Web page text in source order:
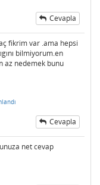
Cevapla
fikrim var .ama hepsi
bilmiyorum.en
az nedemek bunu
Cevapla
net cevap